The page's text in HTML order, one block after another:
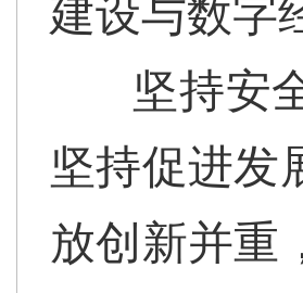
建设与数字
坚持安
坚持促进发
放创新并重